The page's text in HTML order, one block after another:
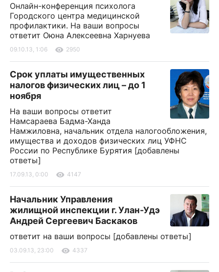
Онлайн-конференция психолога
Городского центра медицинской
профилактики. На ваши вопросы
ответит Оюна Алексеевна Харнуева
09.10.13, 1:06 2950
Срок уплаты имущественных
налогов физических лиц – до 1
ноября
На ваши вопросы ответит
Намсараева Бадма-Ханда
Намжиловна, начальник отдела налогообложения,
имущества и доходов физических лиц УФНС
России по Республике Бурятия [добавлены
ответы]
17.09.13, 0:00 4147
Начальник Управления
жилищной инспекции г. Улан-Удэ
Андрей Сергеевич Баскаков
ответит на ваши вопросы [добавлены ответы]
03.09.13, 23:00 4337